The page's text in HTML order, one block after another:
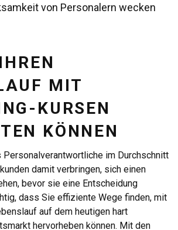
von Personalern wecken
MIT
KURSEN
KÖNNEN
Personalverantwortliche im Durchschnitt
damit verbringen, sich einen
bevor sie eine Entscheidung
dass Sie effiziente Wege finden, mit
auf dem heutigen hart
hervorheben können. Mit den